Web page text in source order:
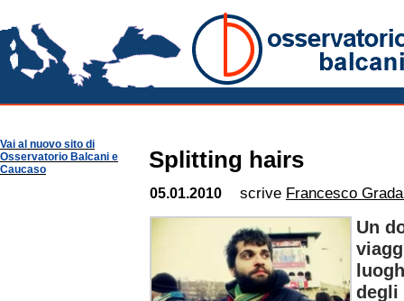
Vai al nuovo sito di
Osservatorio Balcani e
Caucaso
Splitting hairs
05.01.2010 scrive Francesco
Un
degli